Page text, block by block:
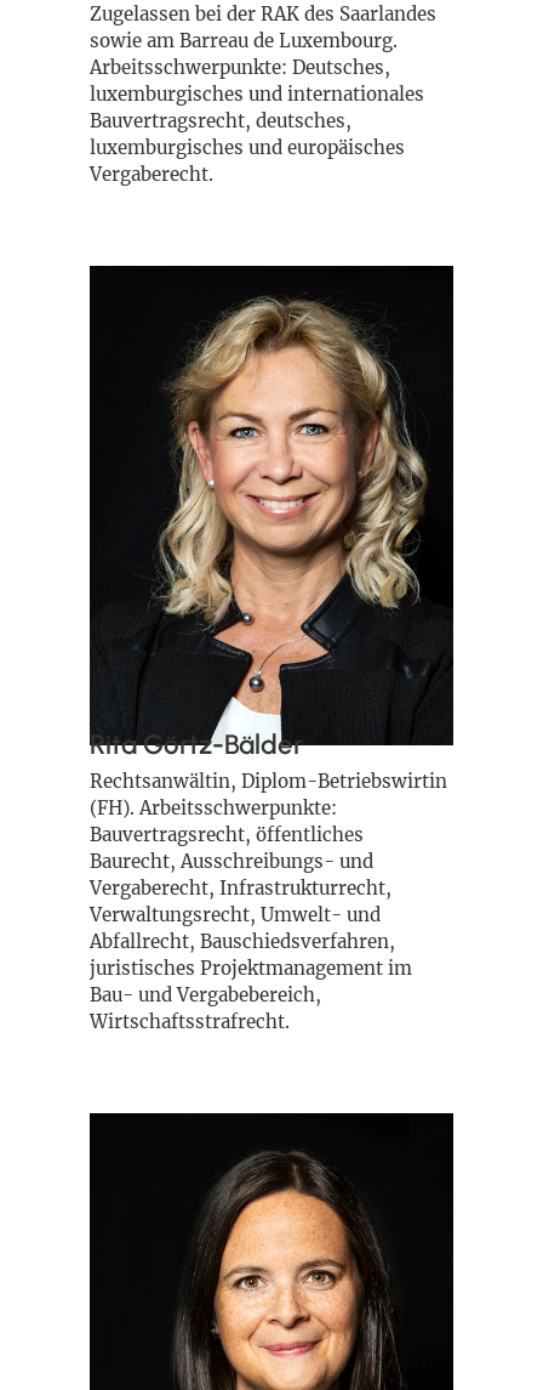
Zugelassen bei der RAK des Saarlandes
sowie am Barreau de Luxembourg.
Arbeitsschwerpunkte: Deutsches,
luxemburgisches und internationales
Bauvertragsrecht, deutsches,
luxemburgisches und europäisches
Vergaberecht.
Rita Görtz-Bälder
Rechtsanwältin, Diplom-Betriebswirtin
(FH). Arbeitsschwerpunkte:
Bauvertragsrecht, öffentliches
Baurecht, Ausschreibungs- und
Vergaberecht, Infrastrukturrecht,
Verwaltungsrecht, Umwelt- und
Abfallrecht, Bauschiedsverfahren,
juristisches Projektmanagement im
Bau- und Vergabebereich,
Wirtschaftsstrafrecht.